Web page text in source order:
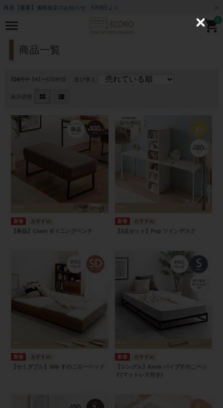
再送【重要】価格改定のお知らせ 5月8日より
0
商品一覧
724件中 541〜570件目 並び替え
表示切替
【単品】Claes ダイニングベンチ 【2点セット】Pop ツインデスク
【セミダブル】Slib すのこローベッド
【シングル】Knok パイプすのこベッ
ド(マットレス付き)
C